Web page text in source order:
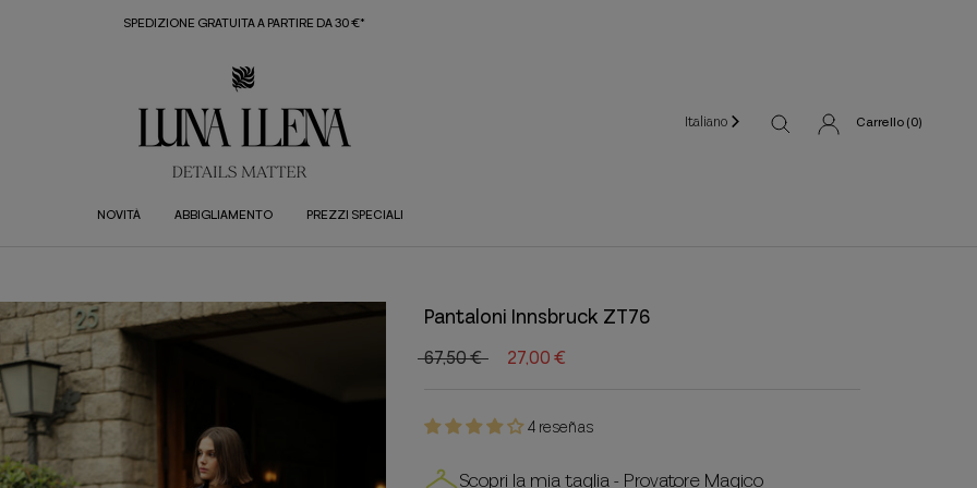
SPEDIZIONE GRATUITA A PARTIRE DA 30 €*
NOVITÀ ABBIGLIAMENTO PREZZI SPECIALI
Italiano Carrello (0)
Pantaloni Innsbruck ZT76
67,50 € 27,00 €
4 reseñas
Scopri la mia taglia - Provatore Magico